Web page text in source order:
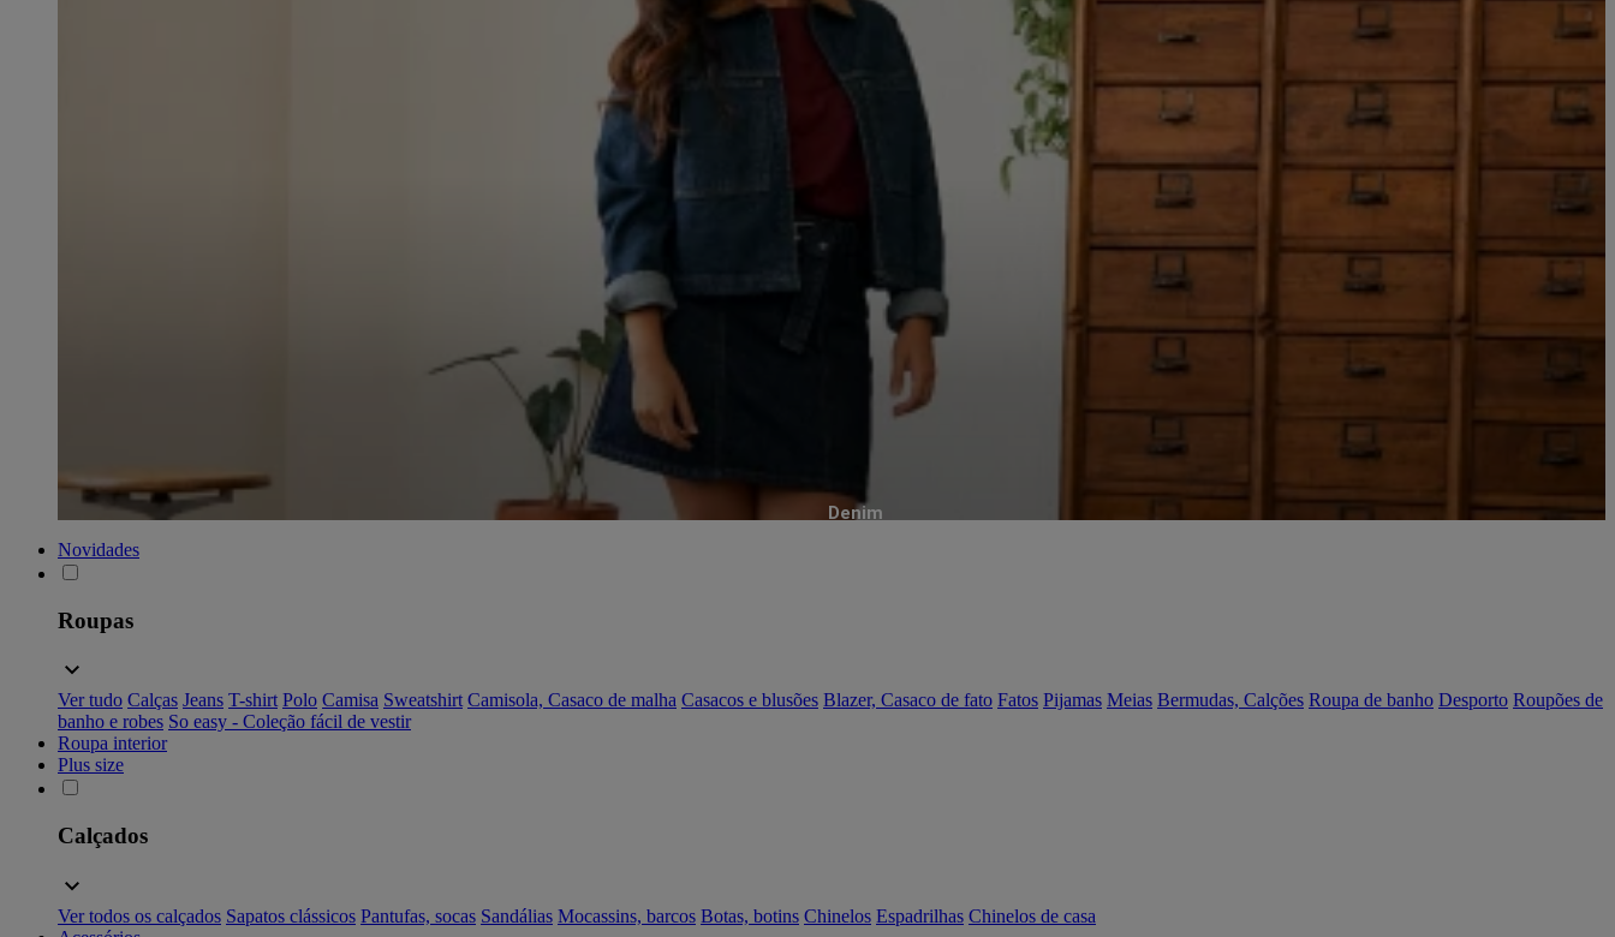
Denim
Novidades
Roupas
Ver tudo Calças Jeans T-shirt Polo Camisa Sweatshirt Camisola, Casaco de malha Casacos e blusões Blazer, Casaco de fato Fatos Pijamas Meias Bermudas, Calções Roupa de banho Desporto Roupões de
banho e robes So easy - Coleção fácil de vestir
Roupa interior
Plus size
Calçados
Ver todos os calçados Sapatos clássicos Pantufas, socas Sandálias Mocassins, barcos Botas, botins Chinelos Espadrilhas Chinelos de casa